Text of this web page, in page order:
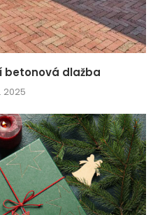
betonová dlažba
2025